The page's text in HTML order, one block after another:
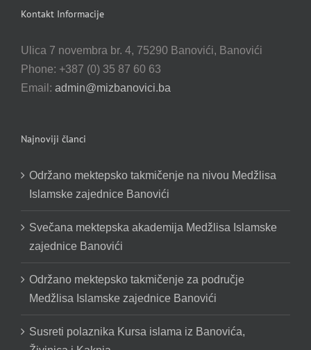
Kontakt Informacije
Ulica 7 novembra br. 4, 75290 Banovići, Banovići
Phone: +387 (0) 35 87 60 63
Email: admin@mizbanovici.ba
Najnoviji članci
Održano mektepsko takmičenje na nivou Medžlisa
Islamske zajednice Banovići
Svečana mektepska akademija Medžlisa Islamske
zajednice Banovići
Održano mektepsko takmičenje za područje
Medžlisa Islamske zajednice Banovići
Susreti polaznika Kursa islama iz Banovića,